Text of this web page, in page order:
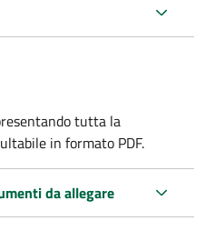
tutta la
in formato PDF.
da allegare